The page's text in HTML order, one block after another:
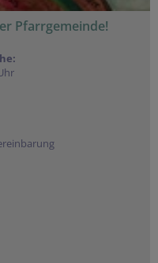
Pfarrgemeinde!